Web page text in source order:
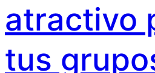
atractivo
tus